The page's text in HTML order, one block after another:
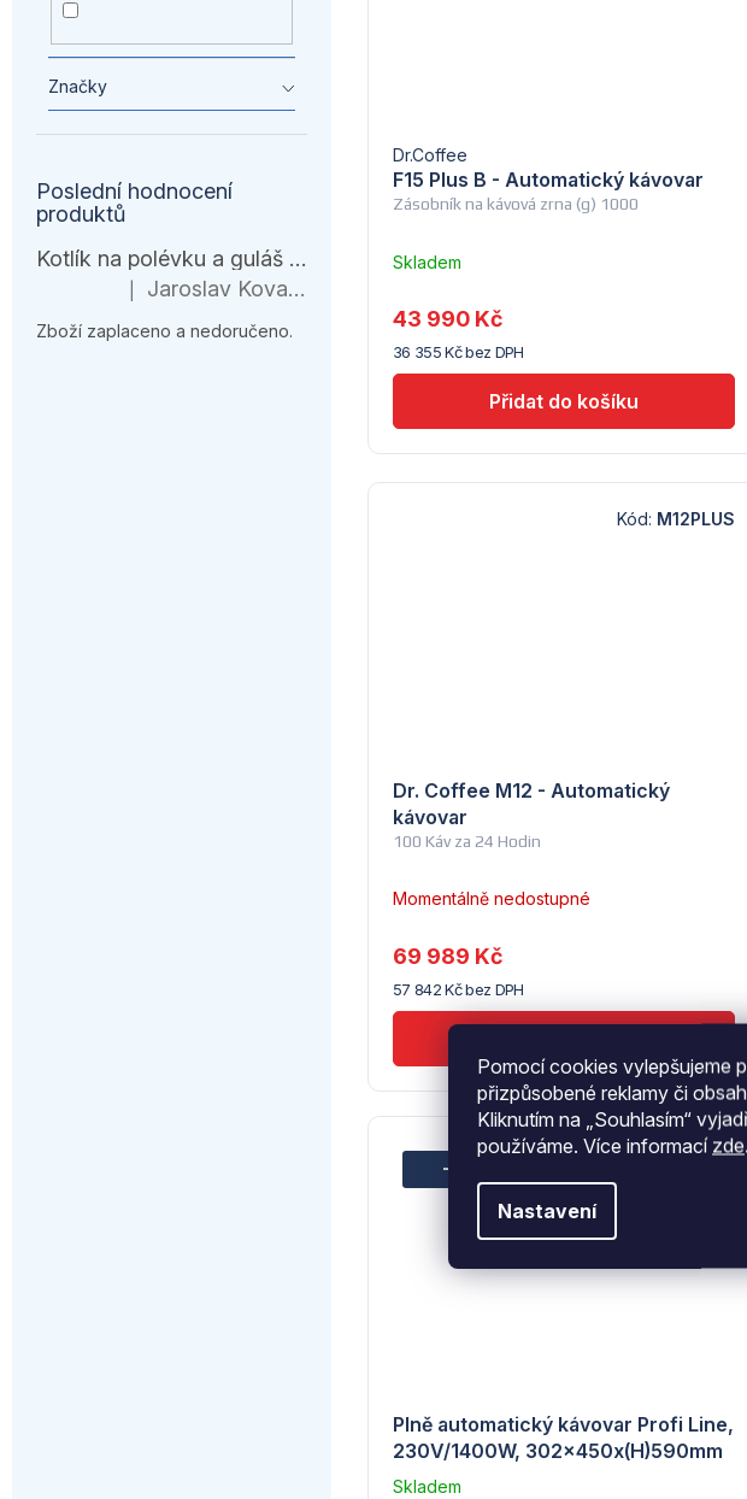
Pomocí cookies vylepšujeme
přizpůsobené reklamy či
Kliknutím na „Souhlasím“
používáme. Více informací zde.
Nastavení
Medailonek -
stare 2
Značky
Poslední hodnocení
produktů
Kotlík na polévku a guláš 10 l – černá várnice s ohřívačem
Hodnocení produktu je 1 z 5 hvězdiček.
Jaroslav Kovanda
Zboží zaplaceno a nedoručeno.
Zásobník na kávová zrna (g) 1000
F15 Plus B - Automatický kávovar
Dr.Coffee
Skladem
dodavatele
(5) -
Coffelimit
36 355 Kč bez DPH
43 990 Kč
100 Káv za 24 Hodin
Dr. Coffee M12 - Automatický
kávovar
Momentálně nedostupné
57 842 Kč bez DPH
69 989 Kč
Kód: M12PLUS
–18 %
Plně automatický kávovar Profi Line,
230V/1400W, 302x450x(H)590mm
Skladem
Kód:208953